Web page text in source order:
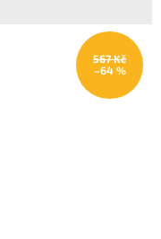
567 Kč
–64 %